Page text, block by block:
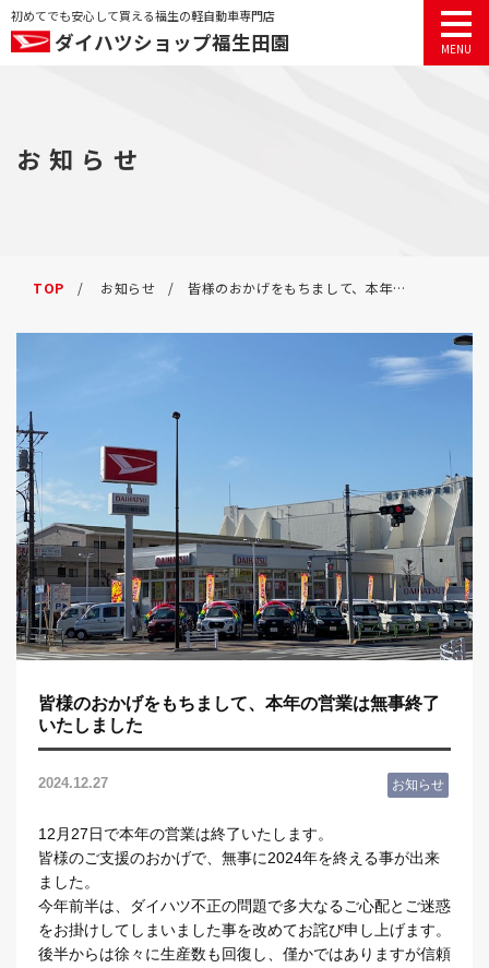
初めてでも安心して買える福生の軽自動車専門店
ダイハツショップ福生田園
カーラインナップ
納車までの流れ
プライバシーポリシー
ダイハツショップ福生田園
〒197-0005 東京都福生市北田園2-5-1
営業時間 10:00～19:00
定休日 火曜･第2水曜
0120-979-374
お知らせ
TOP お知らせ 皆様のおかげをもちまして、本年の営業は無事終了いたしました
皆様のおかげをもちまして、本年の営業は無事終了
いたしました
2024.12.27 お知らせ
12月27日で本年の営業は終了いたします。
皆様のご支援のおかげで、無事に2024年を終える事が出来
ました。
今年前半は、ダイハツ不正の問題で多大なるご心配とご迷惑
をお掛けしてしまいました事を改めてお詫び申し上げます。
後半からは徐々に生産数も回復し、僅かではありますが信頼